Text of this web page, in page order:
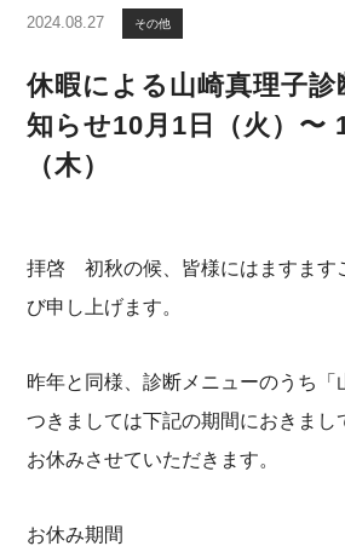
2024.08.27 その他
休暇による山崎真理子
知らせ10月1日（火）〜
（木）
拝啓 初秋の候、皆様にはますます
び申し上げます。
昨年と同様、診断メニューのうち「
つきましては下記の期間におきまし
お休みさせていただきます。
お休み期間